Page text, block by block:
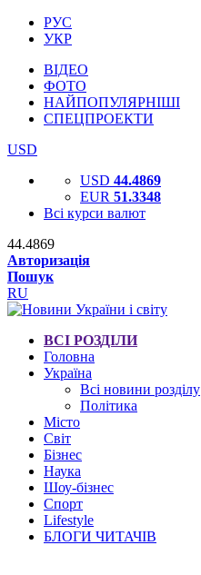
РУС
УКР
ВІДЕО
ФОТО
НАЙПОПУЛЯРНІШІ
СПЕЦПРОЕКТИ
USD
USD 44.4869
EUR 51.3348
Всі курси валют
44.4869
Авторизація
Пошук
RU
ВСІ РОЗДІЛИ
Головна
Україна
Всі новини розділу
Політика
Місто
Світ
Бізнес
Наука
Шоу-бізнес
Спорт
Lifestyle
БЛОГИ ЧИТАЧІВ